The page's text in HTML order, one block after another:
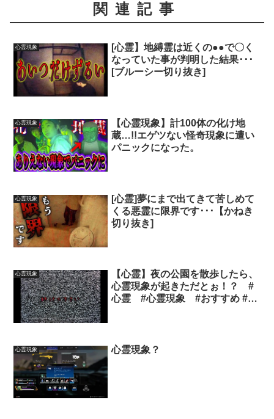
関連記事
心霊現象
[心霊】地縛霊は近くの●●で〇く
なっていた事が判明した結果･･･
[ブルーシー切り抜き]
心霊現象
【心霊現象】計100体の化け地
蔵…!!エゲツない怪奇現象に遭い
パニックになった。
心霊現象
[心霊]夢にまで出てきて苦しめて
くる悪霊に限界です･･･【かねき
切り抜き]
心霊現象
【心霊】夜の公園を散歩したら、
心霊現象が起きただとぉ！？ #
心霊 #心霊現象 #おすすめ #平
心霊現象 心霊現象？